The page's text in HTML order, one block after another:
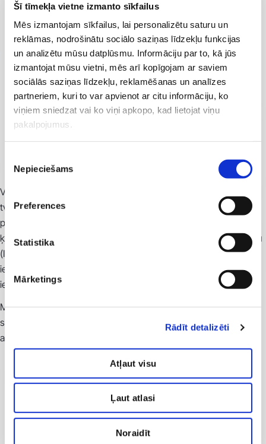
Šī tīmekļa vietne izmanto sīkfailus
Mēs izmantojam sīkfailus, lai personalizētu saturu un
reklāmas, nodrošinātu sociālo saziņas līdzekļu funkcijas
un analizētu mūsu datplūsmu. Informāciju par to, kā jūs
izmantojat mūsu vietni, mēs arī kopīgojam ar saviem
sociālās saziņas līdzekļu, reklamēšanas un analīzes
partneriem, kuri to var apvienot ar citu informāciju, ko
viņiem sniedzat vai ko viņi apkopo, kad lietojat viņu
pakalpojumus.
izvēle
Nepieciešams
Preferences
Statistika
Mārketings
Rādīt detalizēti
Atļaut visu
Ļaut atlasi
Noraidīt
Vela Shape III tehnoloģija paredzēta celulīta ārstēšanai, ādas
tvirtuma atjaunošanai un figūras modelēšanai. Ar šīs
procedūras palīdzību iespējams strauji un efektīvi samazināt
ķermeņa apjomus. Procedūra apvieno infrasarkano starojumu
(IF) un radiofrekvences (RF) enerģiju, kuru intensitāti
iespējams regulēt atkarībā no risināmās problēmas un
iedarbības zonas.
Metode iedarbojas gan uz virsējiem, gan dziļajiem ādas
slāņiem, uzlabojot tauku šūnu vielmaiņu, līdz ar to veicinot
auguma apjoma samazināšanos.